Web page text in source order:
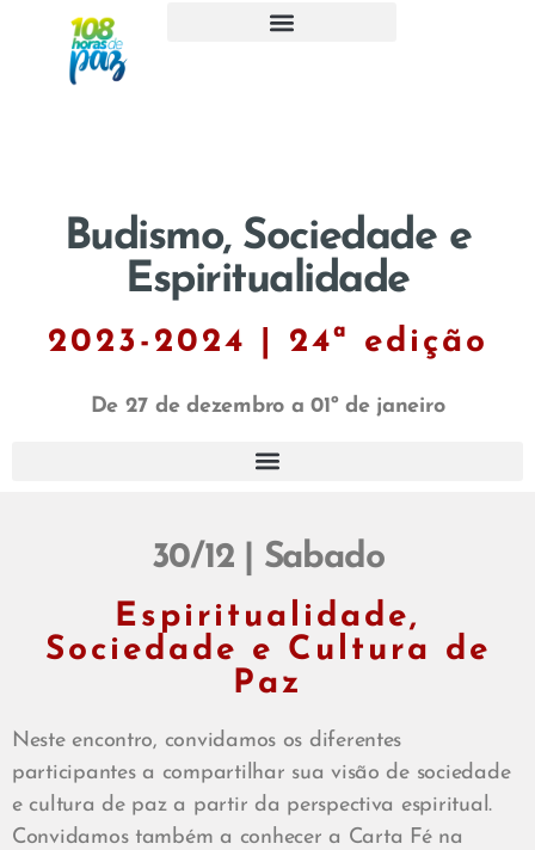
Budismo, Sociedade e
Espiritualidade
2023-2024 | 24ª edição
De 27 de dezembro a 01º de janeiro
30/12 | Sabado
Espiritualidade,
Sociedade e Cultura de
Paz
Neste encontro, convidamos os diferentes
participantes a compartilhar sua visão de sociedade
e cultura de paz a partir da perspectiva espiritual.
Convidamos também a conhecer a Carta Fé na